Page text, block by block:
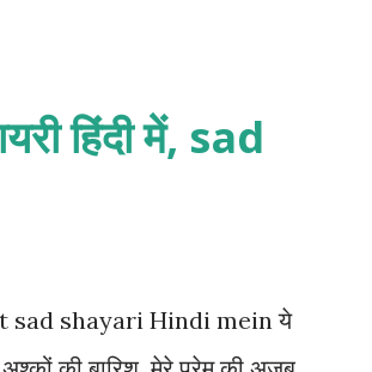
हिंदी में, sad
sad shayari Hindi mein ये